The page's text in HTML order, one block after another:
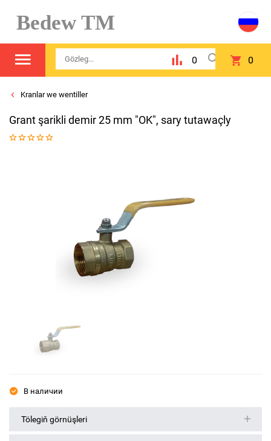
Bedew TM
0 0
Kranlar we wentiller
Grant şarikli demir 25 mm "OK", sary tutawaçly
В наличии
Tölegiň görnüşleri